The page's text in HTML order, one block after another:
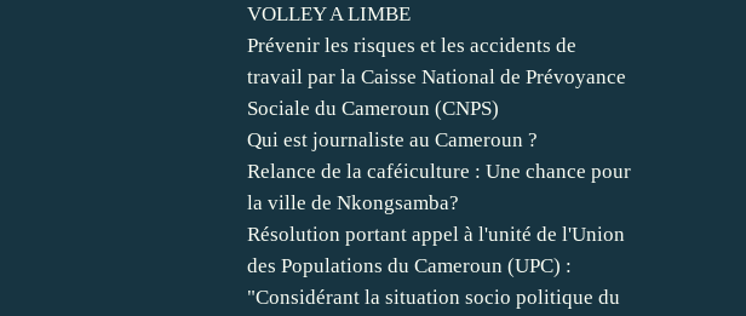
VOLLEY A LIMBE
Prévenir les risques et les accidents de
travail par la Caisse National de Prévoyance
Sociale du Cameroun (CNPS)
Qui est journaliste au Cameroun ?
Relance de la caféiculture : Une chance pour
la ville de Nkongsamba?
Résolution portant appel à l'unité de l'Union
des Populations du Cameroun (UPC) :
"Considérant la situation socio politique du